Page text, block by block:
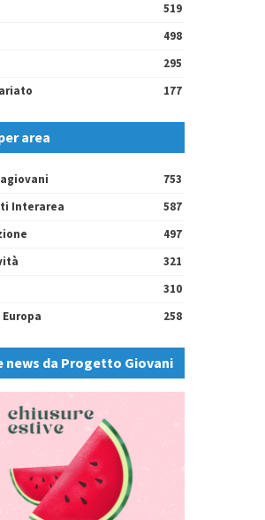
519
498
295
177
area
753
Interarea
587
497
321
310
258
news da Progetto Giovani